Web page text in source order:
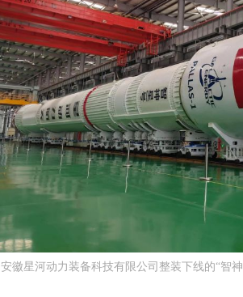
安徽星河动力装备科技有限公司整装下线的“智